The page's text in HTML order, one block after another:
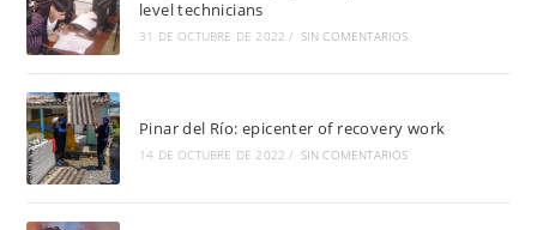
level technicians
31 DE OCTUBRE DE 2022 / SIN COMENTARIOS
Pinar del Río: epicenter of recovery work
14 DE OCTUBRE DE 2022 / SIN COMENTARIOS